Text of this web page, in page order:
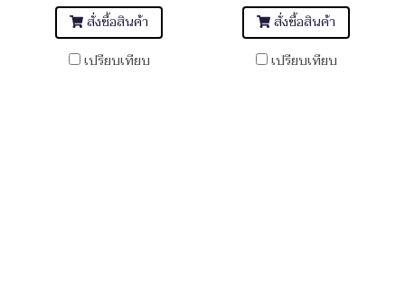
สั่งซื้อสินค้า
เปรียบเทียบ
สั่งซื้อสินค้า
เปรียบเทียบ